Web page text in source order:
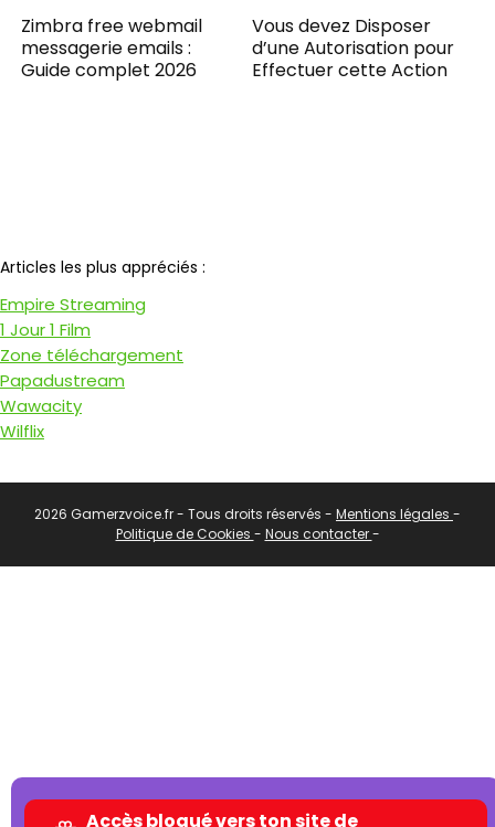
Zimbra free webmail
messagerie emails :
Guide complet 2026
Vous devez Disposer
d’une Autorisation pour
Effectuer cette Action​
Articles les plus appréciés :
Empire Streaming
1 Jour 1 Film
Zone téléchargement
Papadustream
Wawacity
Wilflix
2026 Gamerzvoice.fr - Tous droits réservés - Mentions légales -
Politique de Cookies - Nous contacter-
Accès bloqué vers ton site de